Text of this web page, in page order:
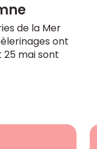
de la Mer
ont
25 mai sont